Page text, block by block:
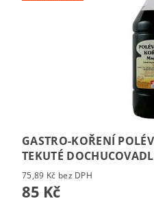
GASTRO-KOŘENÍ
TEKUTÉ
75,89 Kč bez DPH
85 Kč